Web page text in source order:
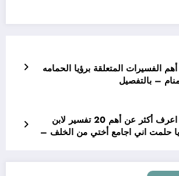
الفسيرات المتعلقة برؤيا الحمامه
– بالتفصيل
تعرف علي – اعرف أكثر عن أهم 20 تفسير لابن
حلمت اني اجامع أختي من الخلف –